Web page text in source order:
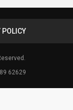
POLICY
62629